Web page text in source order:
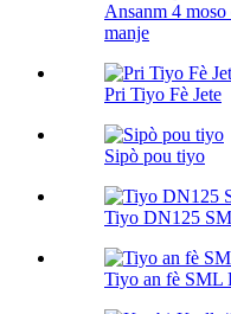
Ansanm 4
manje
Pri Tiyo Fè Jete
Sipò pou tiyo
Tiyo DN125
Tiyo an fè SML